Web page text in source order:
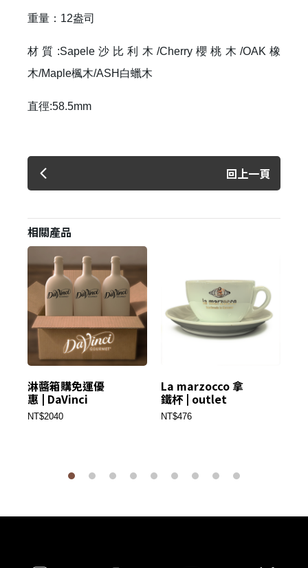
重量：12盎司
材質:Sapele沙比利木/Cherry櫻桃木/OAK橡
木/Maple楓木/ASH白蠟木
直徑:58.5mm
回上一頁
相關產品
淋醬箱購免運優
惠 | DaVinci
NT$2040
La marzocco 拿
鐵杯 | outlet
NT$476